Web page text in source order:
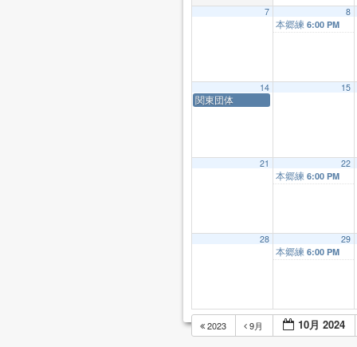
7 8
本郷練 6:00 PM
14
関東団体
15
21 22
本郷練 6:00 PM
28 29
本郷練 6:00 PM
2023 9月 10月 2024